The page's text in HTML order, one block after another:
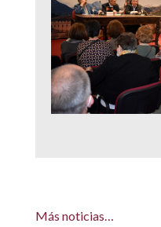
Más noticias…